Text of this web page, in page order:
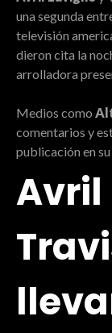
una segunda
televisión
dieron cita la
arrolladora
Medios como
comentarios y
publicación en
Avril